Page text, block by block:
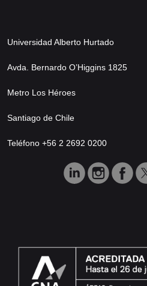
Universidad Alberto Hurtado
Avda. Bernardo O’Higgins 1825
Metro Los Héroes
Santiago de Chile
Teléfono +56 2 2692 0200